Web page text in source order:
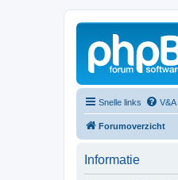
Snelle links V&A
Forumoverzicht
Informatie